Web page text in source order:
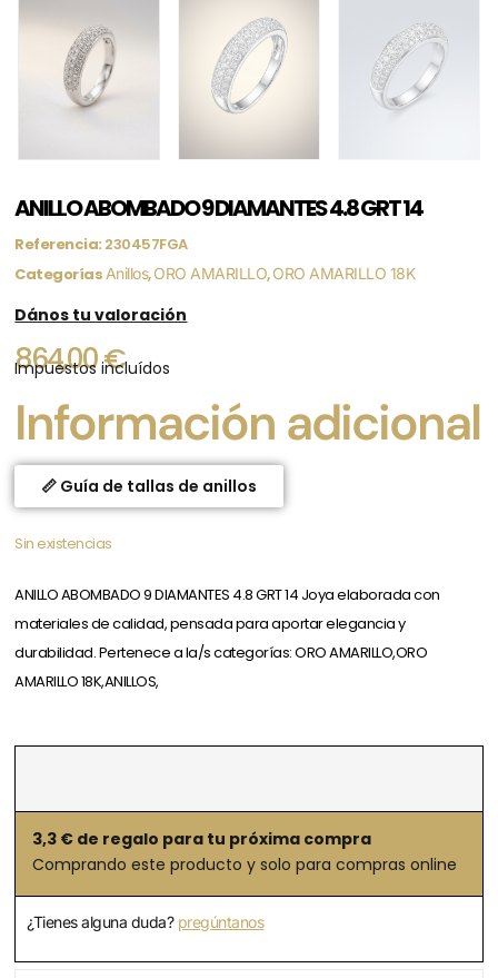
ANILLO ABOMBADO 9 DIAMANTES 4.8 GRT 14
Referencia: 230457FGA
Categorías Anillos,ORO AMARILLO,ORO AMARILLO 18K
Dános tu valoración
864,00€
Impuestos incluídos
Información adicional
📏 Guía de tallas de anillos
Sin existencias
ANILLO ABOMBADO 9 DIAMANTES 4.8 GRT 14 Joya elaborada con
materiales de calidad, pensada para aportar elegancia y
durabilidad. Pertenece a la/s categorías: ORO AMARILLO,ORO
AMARILLO 18K,ANILLOS,
3,3 € de regalo para tu próxima compra
Comprando este producto y solo para compras online
¿Tienes alguna duda? pregúntanos